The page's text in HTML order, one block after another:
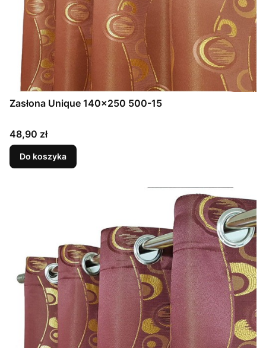
Zasłona Unique 140x250 500-15
Cena
48,90 zł
Do koszyka